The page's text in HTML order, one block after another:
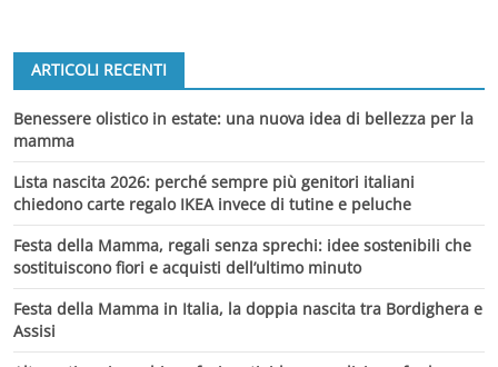
ARTICOLI RECENTI
Benessere olistico in estate: una nuova idea di bellezza per la
mamma
Lista nascita 2026: perché sempre più genitori italiani
chiedono carte regalo IKEA invece di tutine e peluche
Festa della Mamma, regali senza sprechi: idee sostenibili che
sostituiscono fiori e acquisti dell’ultimo minuto
Festa della Mamma in Italia, la doppia nascita tra Bordighera e
Assisi